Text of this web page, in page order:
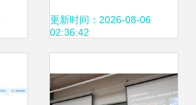
着力缓解民营企业
更新时间：2026-08-06
02:36:42